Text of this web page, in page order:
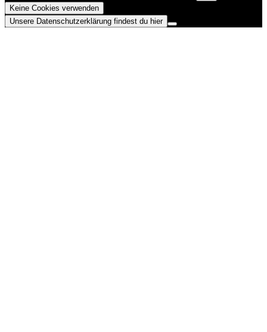
Keine Cookies verwenden
Unsere Datenschutzerklärung findest du hier